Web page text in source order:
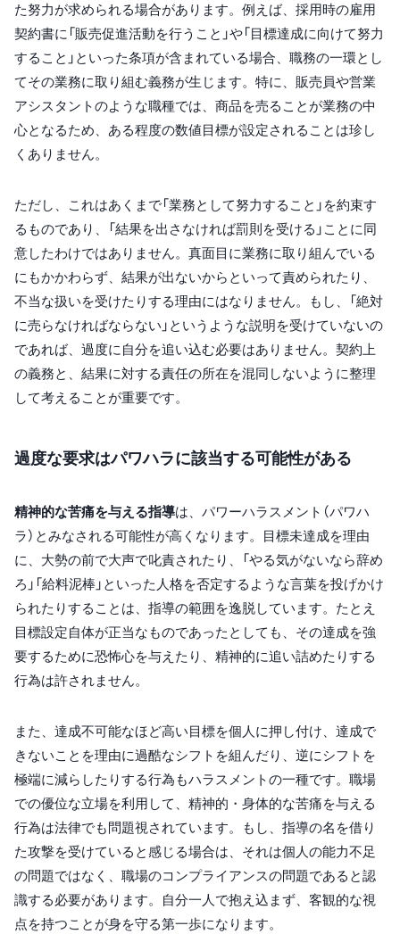
た努力が求められる場合があります。例えば、採用時の雇用
契約書に「販売促進活動を行うこと」や「目標達成に向けて努力
すること」といった条項が含まれている場合、職務の一環とし
てその業務に取り組む義務が生じます。特に、販売員や営業
アシスタントのような職種では、商品を売ることが業務の中
心となるため、ある程度の数値目標が設定されることは珍し
くありません。
ただし、これはあくまで「業務として努力すること」を約束す
るものであり、「結果を出さなければ罰則を受ける」ことに同
意したわけではありません。真面目に業務に取り組んでいる
にもかかわらず、結果が出ないからといって責められたり、
不当な扱いを受けたりする理由にはなりません。もし、「絶対
に売らなければならない」というような説明を受けていないの
であれば、過度に自分を追い込む必要はありません。契約上
の義務と、結果に対する責任の所在を混同しないように整理
して考えることが重要です。
過度な要求はパワハラに該当する可能性がある
精神的な苦痛を与える指導は、パワーハラスメント（パワハ
ラ）とみなされる可能性が高くなります。目標未達成を理由
に、大勢の前で大声で叱責されたり、「やる気がないなら辞め
ろ」「給料泥棒」といった人格を否定するような言葉を投げかけ
られたりすることは、指導の範囲を逸脱しています。たとえ
目標設定自体が正当なものであったとしても、その達成を強
要するために恐怖心を与えたり、精神的に追い詰めたりする
行為は許されません。
また、達成不可能なほど高い目標を個人に押し付け、達成で
きないことを理由に過酷なシフトを組んだり、逆にシフトを
極端に減らしたりする行為もハラスメントの一種です。職場
での優位な立場を利用して、精神的・身体的な苦痛を与える
行為は法律でも問題視されています。もし、指導の名を借り
た攻撃を受けていると感じる場合は、それは個人の能力不足
の問題ではなく、職場のコンプライアンスの問題であると認
識する必要があります。自分一人で抱え込まず、客観的な視
点を持つことが身を守る第一歩になります。